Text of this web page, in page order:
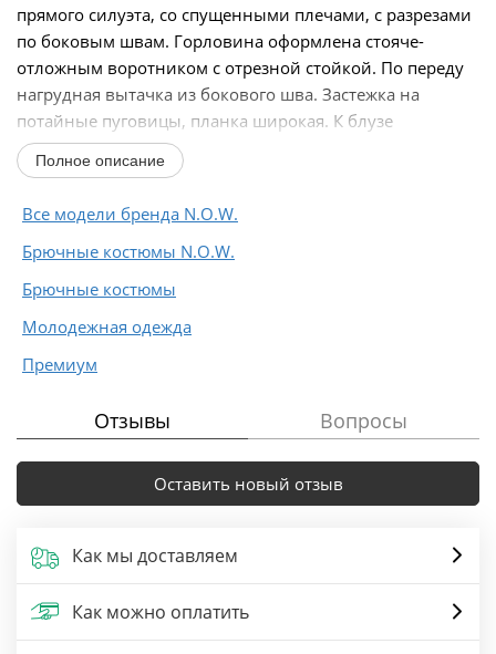
прямого силуэта, со спущенными плечами, с разрезами
по боковым швам. Горловина оформлена стояче-
отложным воротником с отрезной стойкой. По переду
нагрудная вытачка из бокового шва. Застежка на
потайные пуговицы, планка широкая. К блузе
прилагается...
Полное описание
Все модели бренда N.O.W.
Брючные костюмы N.O.W.
Брючные костюмы
Молодежная одежда
Премиум
Отзывы Вопросы
Оставить новый отзыв
Как мы доставляем
Как можно оплатить